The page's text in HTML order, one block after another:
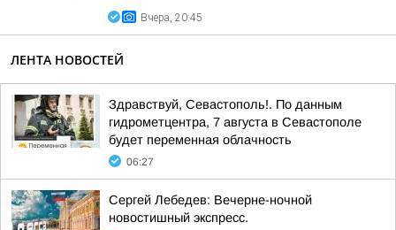
Вчера, 20:45
ЛЕНТА НОВОСТЕЙ
Здравствуй, Севастополь!. По данным
гидрометцентра, 7 августа в Севастополе
будет переменная облачность
06:27
Сергей Лебедев: Вечерне-ночной
новостишный экспресс.